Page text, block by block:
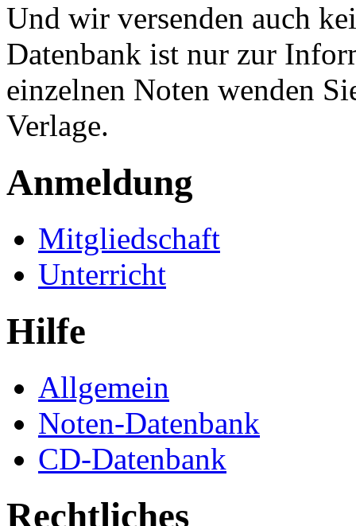
Und wir versenden auch
Datenbank ist nur zur
einzelnen Noten wenden
Verlage.
Anmeldung
Mitgliedschaft
Unterricht
Hilfe
Allgemein
Noten-Datenbank
CD-Datenbank
Rechtliches